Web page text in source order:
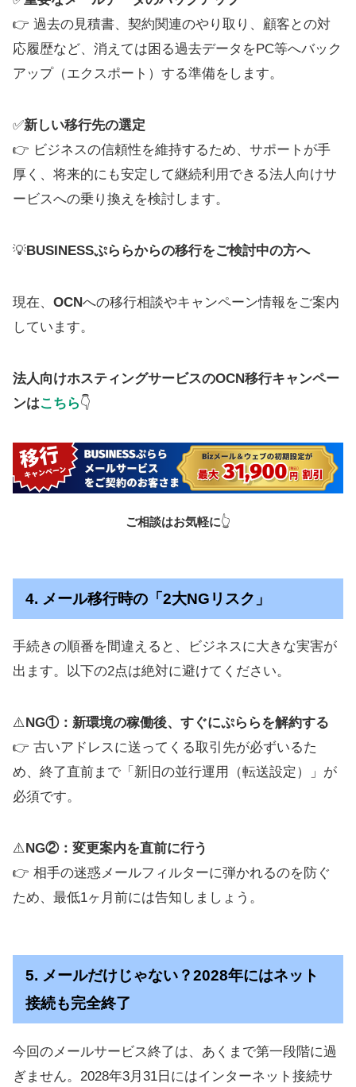
👉 過去の見積書、契約関連のやり取り、顧客との対
応履歴など、消えては困る過去データをPC等へバック
アップ（エクスポート）する準備をします。
✅新しい移行先の選定
👉 ビジネスの信頼性を維持するため、サポートが手
厚く、将来的にも安定して継続利用できる法人向けサ
ービスへの乗り換えを検討します。
💡BUSINESSぷららからの移行をご検討中の方へ
現在、 OCNへの移行相談やキャンペーン情報をご案内
しています。
法人向けホスティングサービスのOCN移行キャンペー
ンはこちら👇
ご相談はお気軽に👆
4. メール移行時の「2大NGリスク」
手続きの順番を間違えると、ビジネスに大きな実害が
出ます。以下の2点は絶対に避けてください。
⚠️NG①：新環境の稼働後、すぐにぷららを解約する
👉 古いアドレスに送ってくる取引先が必ずいるた
め、終了直前まで「新旧の並行運用（転送設定）」が
必須です。
⚠️NG②：変更案内を直前に行う
👉 相手の迷惑メールフィルターに弾かれるのを防ぐ
ため、最低1ヶ月前には告知しましょう。
5. メールだけじゃない？2028年にはネット
接続も完全終了
今回のメールサービス終了は、あくまで第一段階に過
ぎません。2028年3月31日にはインターネット接続サ